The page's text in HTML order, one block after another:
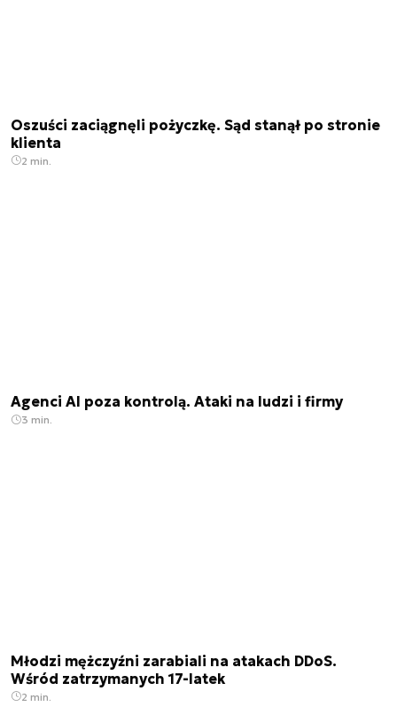
Oszuści zaciągnęli pożyczkę. Sąd stanął po stronie
klienta
2 min.
Agenci AI poza kontrolą. Ataki na ludzi i firmy
3 min.
Młodzi mężczyźni zarabiali na atakach DDoS.
Wśród zatrzymanych 17-latek
2 min.